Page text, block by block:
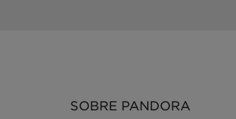
SOBRE PANDORA